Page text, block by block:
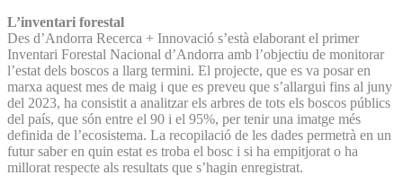
L’inventari forestal
Des d’Andorra Recerca + Innovació s’està elaborant el primer
Inventari Forestal Nacional d’Andorra amb l’objectiu de monitorar
l’estat dels boscos a llarg termini. El projecte, que es va posar en
marxa aquest mes de maig i que es preveu que s’allargui fins al juny
del 2023, ha consistit a analitzar els arbres de tots els boscos públics
del país, que són entre el 90 i el 95%, per tenir una imatge més
definida de l’ecosistema. La recopilació de les dades permetrà en un
futur saber en quin estat es troba el bosc i si ha empitjorat o ha
millorat respecte als resultats que s’hagin enregistrat.